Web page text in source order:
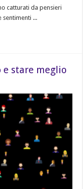
catturati da pensieri
sentimenti ...
stare meglio